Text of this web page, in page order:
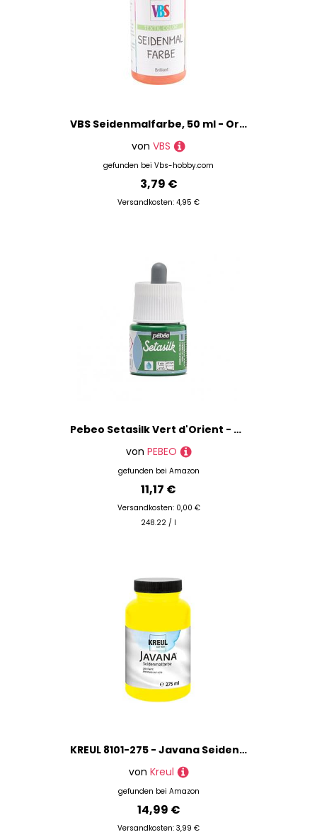
VBS Seidenmalfarbe, 50 ml - Orange
von VBS
gefunden bei Vbs-hobby.com
3,79 €
Versandkosten: 4,95 €
Pebeo Setasilk Vert d'Orient - Seidenmalfarben, Wasserbasis, Flasche, Mehrere Farben
von PEBEO
gefunden bei Amazon
11,17 €
Versandkosten: 0,00 €
248.22 / l
KREUL 8101-275 - Javana Seidenmalfarbe 275 ml, gelb, hochpigmentierte und brillante Farbe auf Wasserbasis, mit fließend flüssigem Charakter, dringt tief in die Fasern ein
von Kreul
gefunden bei Amazon
14,99 €
Versandkosten: 3,99 €